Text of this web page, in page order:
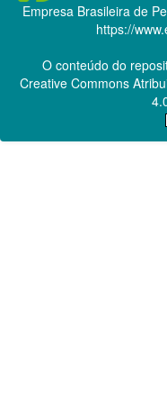
Empresa Brasileira de
https://
O conteúdo do
Creative Commons